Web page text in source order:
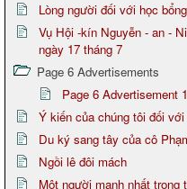
Lòng người đối với học bổng
Vụ Hội -kín Nguyễn - an -
ngày 17 tháng 7
Page 6 Advertisements
Page 6 Advertisement 1
Ý kiến của chúng tôi đối
Du ký sang tây của cô
Ngồi lê đôi mách
Một người mạnh nhất trong